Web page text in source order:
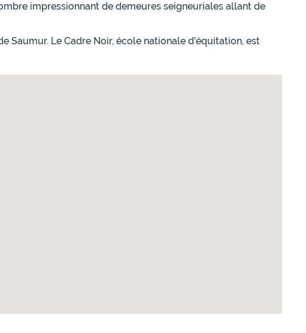
impressionnant de demeures seigneuriales allant de
Saumur. Le Cadre Noir, école nationale d'équitation, est